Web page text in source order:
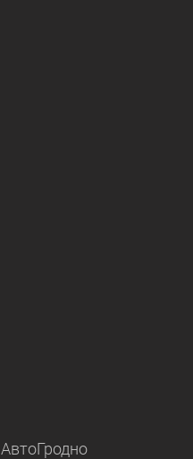
АвтоГродно